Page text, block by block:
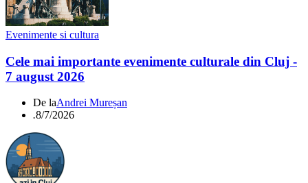
Evenimente si cultura
Cele mai importante evenimente culturale din Cluj -
7 august 2026
De laAndrei Mureșan
.8/7/2026